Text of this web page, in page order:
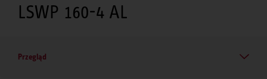
LSWP 160-4 AL
Przegląd